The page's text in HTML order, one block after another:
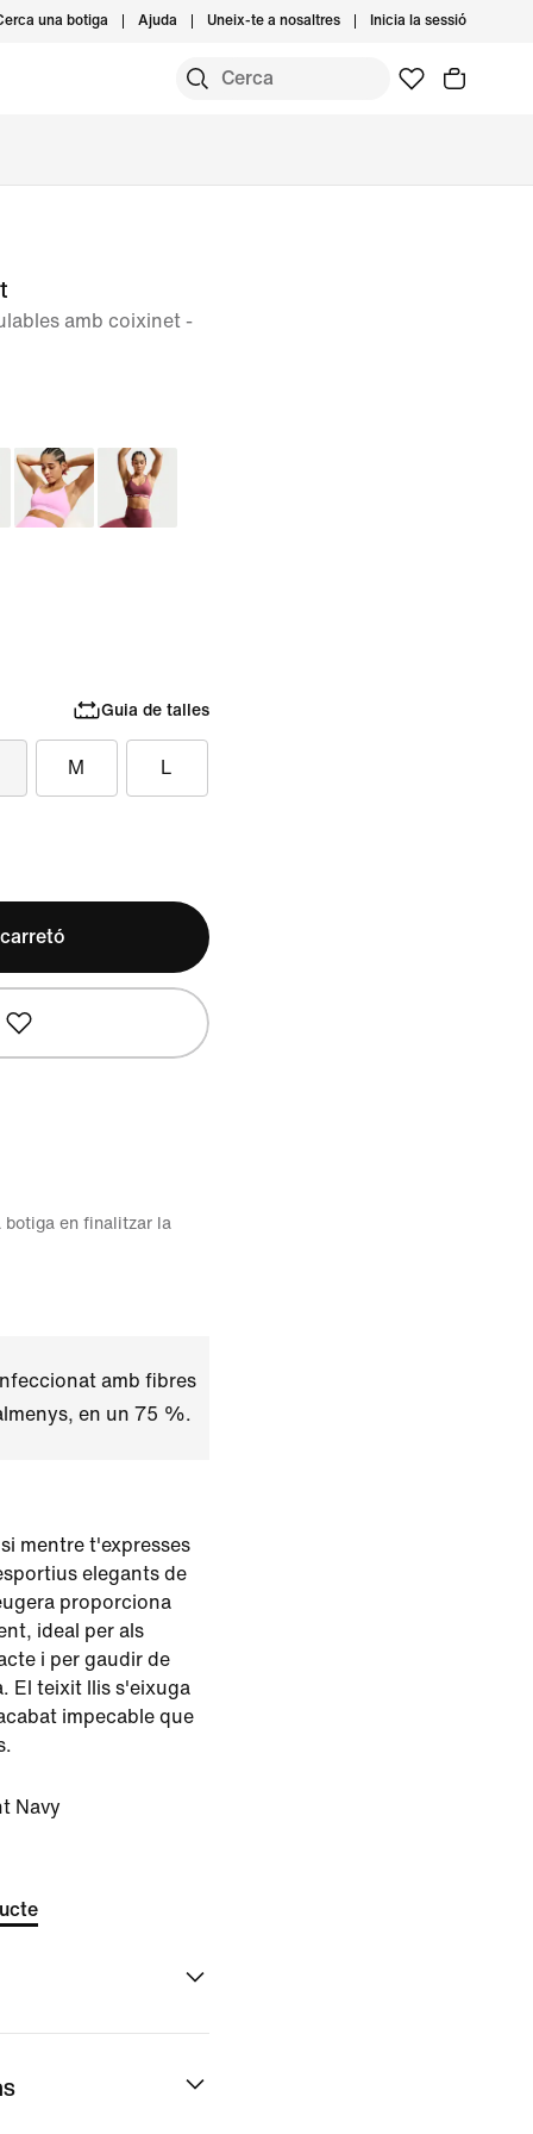
una botiga Ajuda Uneix-te a nosaltres Inicia la sessió
amb coixinet -
Guia de talles
M L
botiga en finalitzar la
amb fibres
en un 75 %.
mentre t'expresses
elegants de
proporciona
ideal per als
i per gaudir de
El teixit llis s'eixuga
impecable que
Navy